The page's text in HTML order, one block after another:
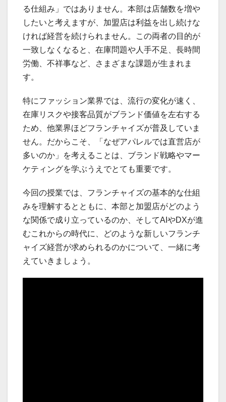
る仕組み」ではありません。本部は店舗数を増や
したいと考えますが、加盟店は利益を出し続けな
ければ経営を続けられません。この両者の目的が
一致しなくなると、在庫問題や人手不足、長時間
労働、不祥事など、さまざまな課題が生まれま
す。
特にファッション業界では、流行の変化が速く、
在庫リスクや接客品質がブランド価値を左右する
ため、他業界ほどフランチャイズが普及していま
せん。だからこそ、「なぜアパレルでは直営店が
多いのか」を考えることは、ブランド戦略やマー
ケティングを学ぶうえでとても重要です。
今回の授業では、フランチャイズの基本的な仕組
みを理解するとともに、本部と加盟店がどのよう
な関係で成り立っているのか、そしてAIやDXが進
むこれからの時代に、どのような新しいフランチ
ャイズ経営が求められるのかについて、一緒に考
えていきましょう。